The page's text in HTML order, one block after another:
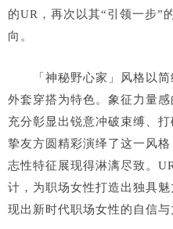
的UR，再次以其“引领一步”
向。
「神秘野心家」风格以
外套穿搭为特色。象征力量
充分彰显出锐意冲破束缚、
挚友方圆精彩演绎了这一风
志性特征展现得淋漓尽致。
计，为职场女性打造出独具
现出新时代职场女性的自信与